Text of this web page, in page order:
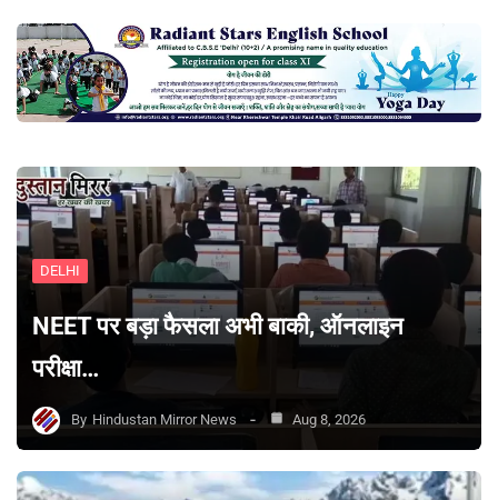
DELHI
NEET पर बड़ा फैसला अभी बाकी, ऑनलाइन
परीक्षा…
By Hindustan Mirror News Aug 8, 2026